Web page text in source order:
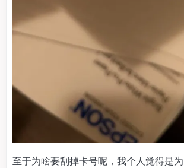
至于为啥要刮掉卡号呢，我个人觉得是